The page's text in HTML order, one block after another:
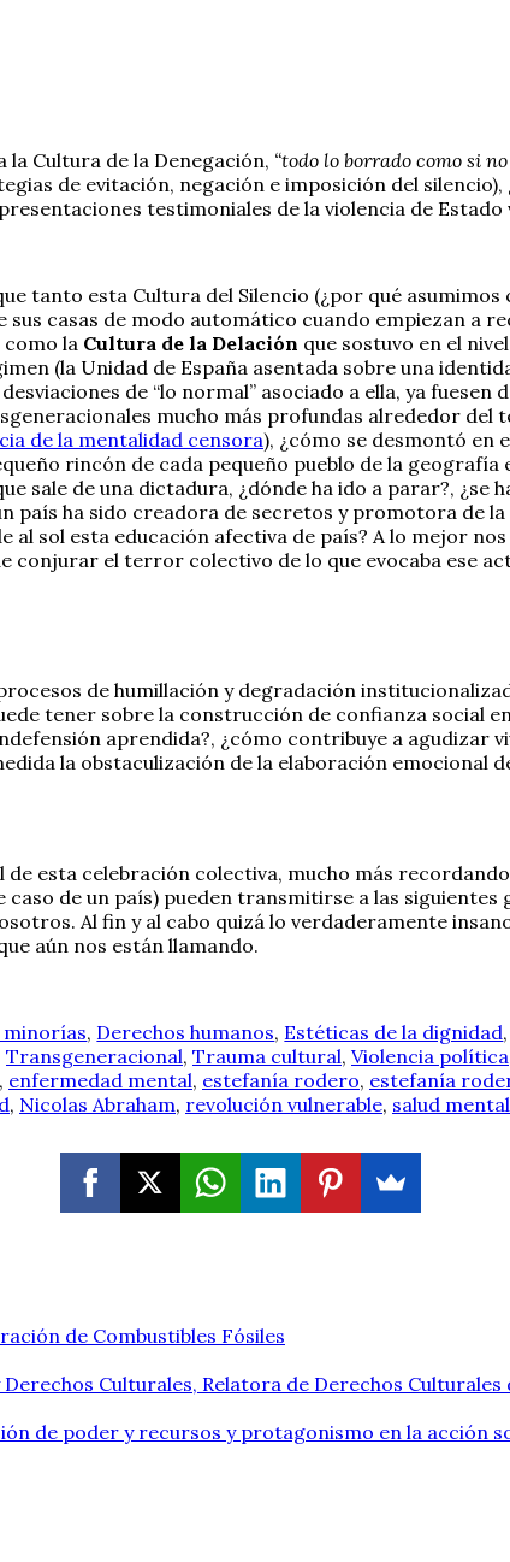
la Cultura de la Denegación, “todo lo borrado como si
de evitación, negación e imposición del
testimoniales de la violencia de Estado
tanto esta Cultura del Silencio (¿por qué
casas de modo automático cuando empiezan a
la Cultura de la Delación que sostuvo en el
(la Unidad de España asentada sobre una
de “lo normal” asociado a ella, ya
mucho más profundas alrededor del
de la mentalidad censora), ¿cómo se desmontó en
rincón de cada pequeño pueblo de la geografía
sale de una dictadura, ¿dónde ha ido a parar?,
país ha sido creadora de secretos y promotora de
al sol esta educación afectiva de país? A lo mejor
conjurar el terror colectivo de lo que evocaba ese
de humillación y degradación
tener sobre la construcción de confianza social
aprendida?, ¿cómo contribuye a agudizar
la obstaculización de la elaboración emocional
esta celebración colectiva, mucho más
caso de un país) pueden transmitirse a las
Al fin y al cabo quizá lo verdaderamente
aún nos están llamando.
minorías, Derechos humanos, Estéticas de la dignidad,
Transgeneracional, Trauma cultural, Violencia política
, enfermedad mental, estefanía rodero, estefanía
, Nicolas Abraham, revolución vulnerable, salud mental
de Combustibles Fósiles
Culturales, Relatora de Derechos Culturales
de poder y recursos y protagonismo en la acción